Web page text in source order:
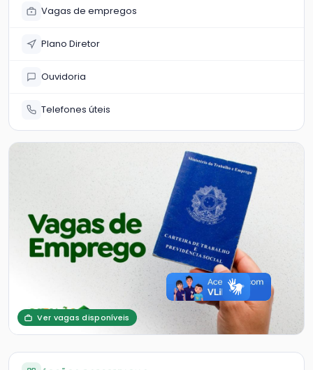
Vagas de empregos
Plano Diretor
Ouvidoria
Telefones úteis
Ver vagas disponíveis